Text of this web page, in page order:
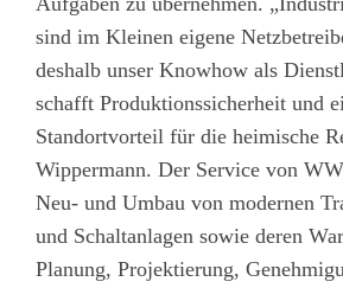
sind im Kleinen eigene
deshalb unser Knowhow als
schafft Produktionssicherheit und
Standortvorteil für die heimische
Wippermann. Der Service von
Neu- und Umbau von modernen
und Schaltanlagen sowie deren
Planung, Projektierung,